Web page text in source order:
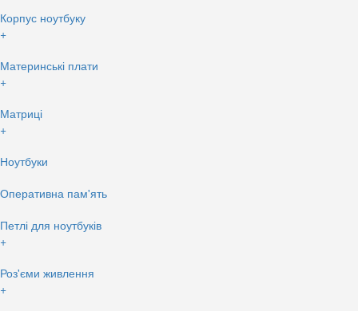
Корпус ноутбуку
+
Материнські плати
+
Матриці
+
Ноутбуки
Оперативна пам'ять
Петлі для ноутбуків
+
Роз'єми живлення
+